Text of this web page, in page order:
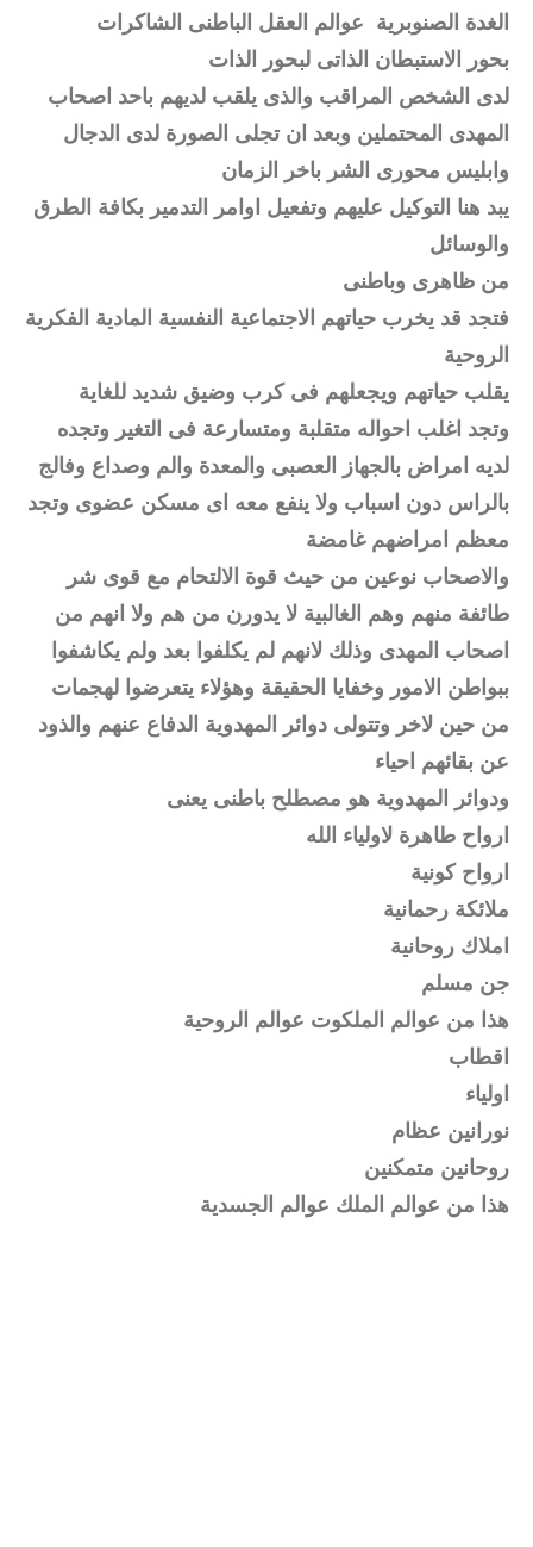
الغدة الصنوبرية عوالم العقل الباطنى الشاكرات
بحور الاستبطان الذاتى لبحور الذات
لدى الشخص المراقب والذى يلقب لديهم باحد اصحاب
المهدى المحتملين وبعد ان تجلى الصورة لدى الدجال
وابليس محورى الشر باخر الزمان
يبد هنا التوكيل عليهم وتفعيل اوامر التدمير بكافة الطرق
والوسائل
من ظاهرى وباطنى
فتجد قد يخرب حياتهم الاجتماعية النفسية المادية الفكرية
الروحية
يقلب حياتهم ويجعلهم فى كرب وضيق شديد للغاية
وتجد اغلب احواله متقلبة ومتسارعة فى التغير وتجده
لديه امراض بالجهاز العصبى والمعدة والم وصداع وفالج
بالراس دون اسباب ولا ينفع معه اى مسكن عضوى وتجد
معظم امراضهم غامضة
والاصحاب نوعين من حيث قوة الالتحام مع قوى شر
طائفة منهم وهم الغالبية لا يدورن من هم ولا انهم من
اصحاب المهدى وذلك لانهم لم يكلفوا بعد ولم يكاشفوا
ببواطن الامور وخفايا الحقيقة وهؤلاء يتعرضوا لهجمات
من حين لاخر وتتولى دوائر المهدوية الدفاع عنهم والذود
عن بقائهم احياء
ودوائر المهدوية هو مصطلح باطنى يعنى
ارواح طاهرة لاولياء الله
ارواح كونية
ملائكة رحمانية
املاك روحانية
جن مسلم
هذا من عوالم الملكوت عوالم الروحية
اقطاب
اولياء
نورانين عظام
روحانين متمكنين
هذا من عوالم الملك عوالم الجسدية